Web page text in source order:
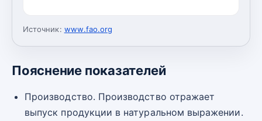
Источник: www.fao.org
Пояснение показателей
Производство. Производство отражает
выпуск продукции в натуральном выражении.